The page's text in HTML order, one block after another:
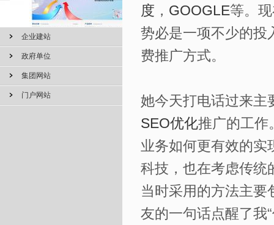
企业建站
政府单位
集团网站
门户网站
度 ， GOOGLE等。
势必是一项不少的投
费推广方式。
她今天打电话过来主
SEO优化推广的工作
业务如何更有效的实
科技，也在考虑传统
当时采用的方法主要
友的一句话点醒了我